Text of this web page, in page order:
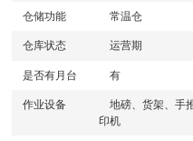
仓储功能
常温仓
仓库状态
运营期
是否有月台
有
作业设备
地磅、货架、手
印机